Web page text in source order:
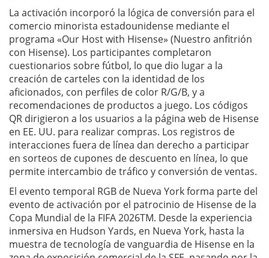
La activación incorporó la lógica de conversión para el
comercio minorista estadounidense mediante el
programa «Our Host with Hisense» (Nuestro anfitrión
con Hisense). Los participantes completaron
cuestionarios sobre fútbol, lo que dio lugar a la
creación de carteles con la identidad de los
aficionados, con perfiles de color R/G/B, y a
recomendaciones de productos a juego. Los códigos
QR dirigieron a los usuarios a la página web de Hisense
en EE. UU. para realizar compras. Los registros de
interacciones fuera de línea dan derecho a participar
en sorteos de cupones de descuento en línea, lo que
permite intercambio de tráfico y conversión de ventas.
El evento temporal RGB de Nueva York forma parte del
evento de activación por el patrocinio de Hisense de la
Copa Mundial de la FIFA 2026TM. Desde la experiencia
inmersiva en Hudson Yards, en Nueva York, hasta la
muestra de tecnología de vanguardia de Hisense en la